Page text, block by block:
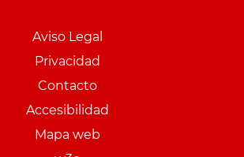
Aviso Legal
Privacidad
Contacto
Accesibilidad
Mapa web